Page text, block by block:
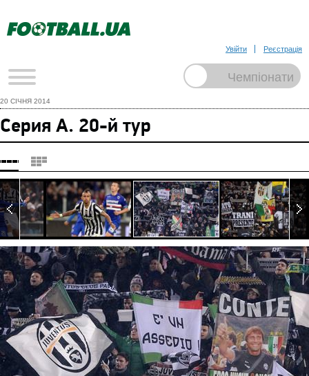
Увійти Реєстрація
20 СІЧНЯ 2014
Серия А. 20-й тур